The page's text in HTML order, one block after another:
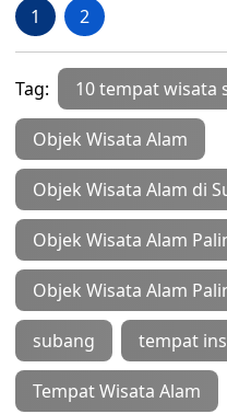
1 2
Tag: 10 tempat wisata
Objek Wisata Alam
Objek Wisata Alam di
Objek Wisata Alam
Objek Wisata Alam
subang tempat
Tempat Wisata Alam